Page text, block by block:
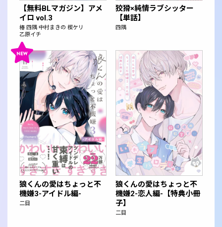
【無料BLマガジン】アメ
イロ vol.3
椿 四隅 中村まきの 楔ケリ
乙原イチ
狡猾×純情ラブシッター
【単話】
四隅
狼くんの愛はちょっと不
機嫌3-アイドル編-
二目
狼くんの愛はちょっと不
機嫌2-恋人編-【特典小冊
子】
二目